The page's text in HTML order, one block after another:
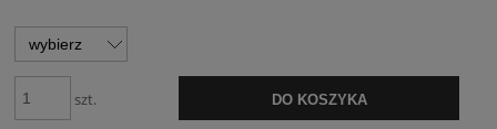
szt. DO KOSZYKA